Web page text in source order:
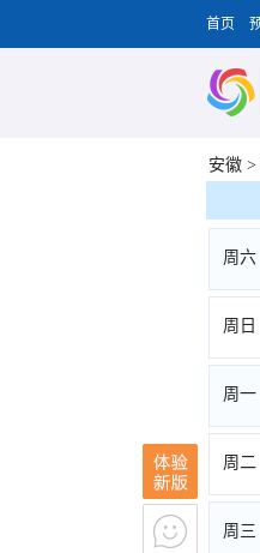
首页
安徽 >
周六
周日
周一
周二
周三